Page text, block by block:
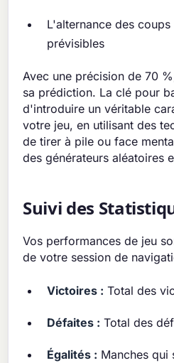
L'alternance des
prévisibles
Avec une précision de 70
sa prédiction. La clé pour
d'introduire un véritable
votre jeu, en utilisant des
de tirer à pile ou face
des générateurs aléatoires
Suivi des
Vos performances de jeu
de votre session de
Victoires : Total des
Défaites : Total des
Égalités : Manches qui